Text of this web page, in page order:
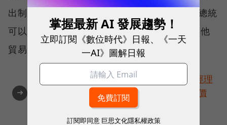
出制裁，《232條款》則是出於國安考量，讓總統
可以國家安全為由，對進口商品施加關稅或其他
貿易限制。
➜
角逐100 MVP盛典雙重榮耀！國際品牌X經理
人特別肯定，展現AI時代最具潛力的核心價
掌握最新 AI 發展趨勢！
立即訂閱《數位時代》日報、《一天
一AI》圖解日報
訂閱即同意 巨思文化隱私權政策